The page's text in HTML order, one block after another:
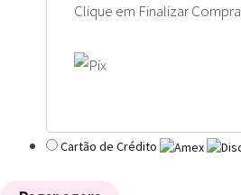
Clique em Finalizar Compra
Cartão de Crédito